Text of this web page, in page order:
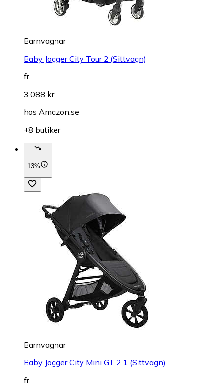
Barnvagnar
Baby Jogger City Tour 2 (Sittvagn)
fr.
3 088 kr
hos Amazon.se
+8 butiker
13%
Barnvagnar
Baby Jogger City Mini GT 2.1 (Sittvagn)
fr.